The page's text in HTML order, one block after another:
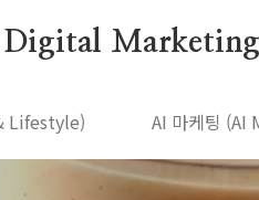
Digital Marketing
Lifestyle) AI 마케팅 (AI